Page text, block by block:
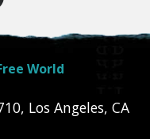
World
, Los Angeles, CA